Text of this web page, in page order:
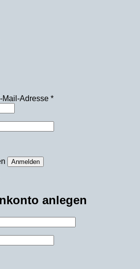
Mail-Adresse *Erforderlich
Anmelden
anlegen